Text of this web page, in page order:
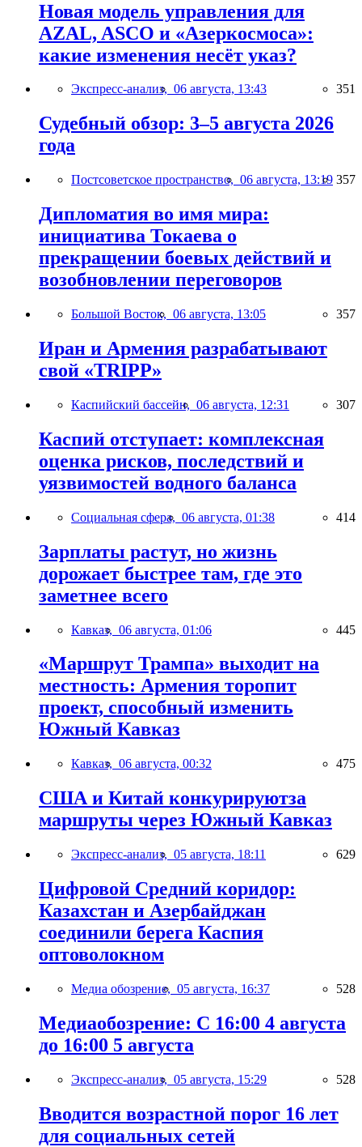
Новая модель управления для
AZAL, ASCO и «Азеркосмоса»:
какие изменения несёт указ?
Экспресс-анализ, 06 августа, 13:43 351
Судебный обзор: 3–5 августа 2026
года
Постсоветское пространство, 06 августа, 13:19 357
Дипломатия во имя мира:
инициатива Токаева о
прекращении боевых действий и
возобновлении переговоров
Большой Восток, 06 августа, 13:05 357
Иран и Армения разрабатывают
свой «TRIPP»
Каспийский бассейн, 06 августа, 12:31 307
Каспий отступает: комплексная
оценка рисков, последствий и
уязвимостей водного баланса
Социальная сфера, 06 августа, 01:38 414
Зарплаты растут, но жизнь
дорожает быстрее там, где это
заметнее всего
Кавказ, 06 августа, 01:06 445
«Маршрут Трампа» выходит на
местность: Армения торопит
проект, способный изменить
Южный Кавказ
Кавказ, 06 августа, 00:32 475
США и Китай конкурируютза
маршруты через Южный Кавказ
Экспресс-анализ, 05 августа, 18:11 629
Цифровой Средний коридор:
Казахстан и Азербайджан
соединили берега Каспия
оптоволокном
Медиа обозрение, 05 августа, 16:37 528
Медиаобозрение: С 16:00 4 августа
до 16:00 5 августа
Экспресс-анализ, 05 августа, 15:29 528
Вводится возрастной порог 16 лет
для социальных сетей